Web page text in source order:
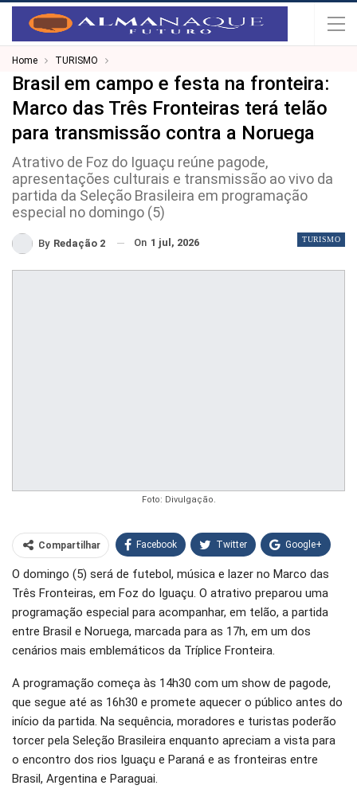
Home TURISMO
Brasil em campo e festa na fronteira:
Marco das Três Fronteiras terá telão
para transmissão contra a Noruega
Atrativo de Foz do Iguaçu reúne pagode,
apresentações culturais e transmissão ao vivo da
partida da Seleção Brasileira em programação
especial no domingo (5)
TURISMO
By Redação 2 On 1 jul, 2026
Foto: Divulgação.
Compartilhar Facebook Twitter Google+
WhatsApp Pinterest
O email
O domingo (5) será de futebol, música e lazer no Marco das
Três Fronteiras, em Foz do Iguaçu. O atrativo preparou uma
programação especial para acompanhar, em telão, a partida
entre Brasil e Noruega, marcada para as 17h, em um dos
cenários mais emblemáticos da Tríplice Fronteira.
A programação começa às 14h30 com um show de pagode,
que segue até as 16h30 e promete aquecer o público antes do
início da partida. Na sequência, moradores e turistas poderão
torcer pela Seleção Brasileira enquanto apreciam a vista para
o encontro dos rios Iguaçu e Paraná e as fronteiras entre
Brasil, Argentina e Paraguai.